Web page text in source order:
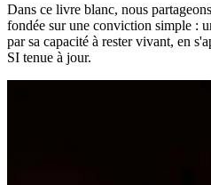
Dans ce livre blanc, nous
fondée sur une conviction simple :
par sa capacité à rester vivant, en
SI tenue à jour.